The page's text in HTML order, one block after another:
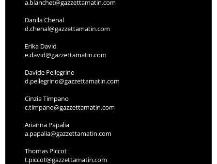
a.bianchet@gazzettamatin.com
Danila Chenal
d.chenal@gazzettamatin.com
Erika David
e.david@gazzettamatin.com
Davide Pellegrino
d.pellegrino@gazzettamatin.com
Cinzia Timpano
c.timpano@gazzettamatin.com
Arianna Papalia
a.papalia@gazzettamatin.com
Thomas Piccot
t.piccot@gazzettamatin.com